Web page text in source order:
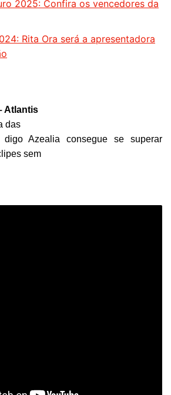
2025: Confira os vencedores da
Rita Ora será a apresentadora
Atlantis
das
Azealia consegue se superar
sem